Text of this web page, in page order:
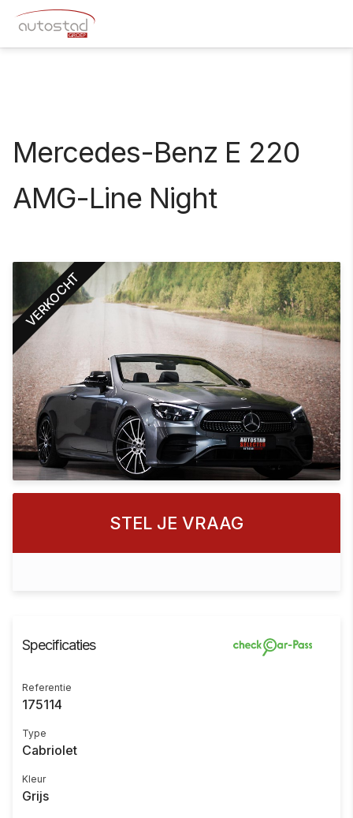
Mercedes-Benz E 220
AMG-Line Night
VERKOCHT
STEL JE VRAAG
Specificaties
Referentie
175114
Type
Cabriolet
Kleur
Grijs